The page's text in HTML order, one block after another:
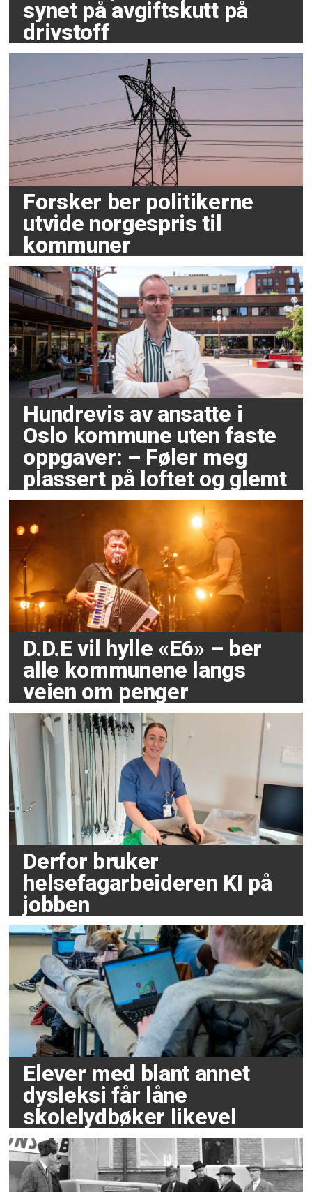
synet på avgiftskutt på
drivstoff
Forsker ber politikerne
utvide norgespris til
kommuner
Hundrevis av ansatte i
Oslo kommune uten faste
oppgaver: – Føler meg
plassert på loftet og glemt
D.D.E vil hylle «E6» – ber
alle kommunene langs
veien om penger
Derfor bruker
helsefagarbeideren KI på
jobben
Elever med blant annet
dysleksi får låne
skolelydbøker likevel